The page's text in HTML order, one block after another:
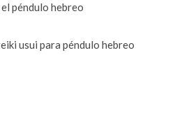
péndulo hebreo
usui para péndulo hebreo